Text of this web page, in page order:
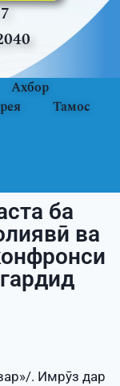
Ахбор
Тамос
ба
ва
. Имрӯз дар